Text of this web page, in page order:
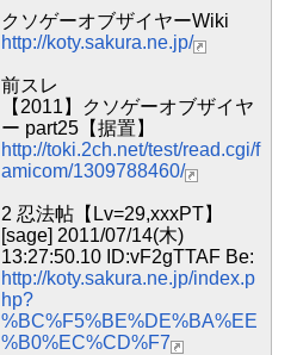
クソゲーオブザイヤーWiki
http://koty.sakura.ne.jp/
前スレ
【2011】クソゲーオブザイヤ
ー part25【据置】
http://toki.2ch.net/test/read.cgi/f
amicom/1309788460/
2 忍法帖【Lv=29,xxxPT】
[sage] 2011/07/14(木)
13:27:50.10 ID:vF2gTTAF Be:
http://koty.sakura.ne.jp/index.p
hp?
%BC%F5%BE%DE%BA%EE
%B0%EC%CD%F7